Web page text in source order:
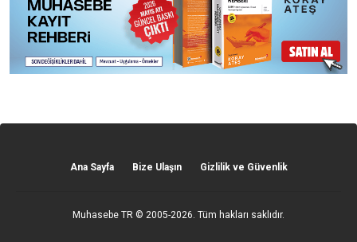
Ana Sayfa Bize Ulaşın Gizlilik ve Güvenlik
Muhasebe TR © 2005-2026. Tüm hakları saklıdır.